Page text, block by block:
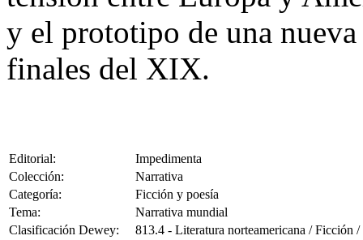
y el prototipo de una
finales del XIX.
Editorial:
Impedimenta
Colección:
Narrativa
Categoría:
Ficción y poesía
Tema:
Narrativa mundial
Clasificación Dewey:
813.4 - Literatura norteamericana / Ficción